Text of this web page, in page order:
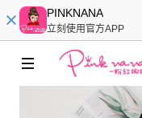
PINKNANA
立刻使用官方APP